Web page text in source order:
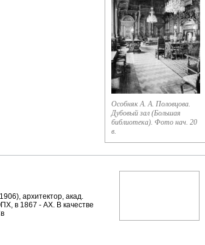
Особняк А. А. Половцова.
Дубовый зал (Большая
библиотека). Фото нач. 20
в.
архитектор, акад.
в 1867 - АХ. В качестве